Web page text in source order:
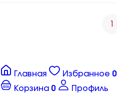
1
Главная Избранное 0
Корзина 0 Профиль